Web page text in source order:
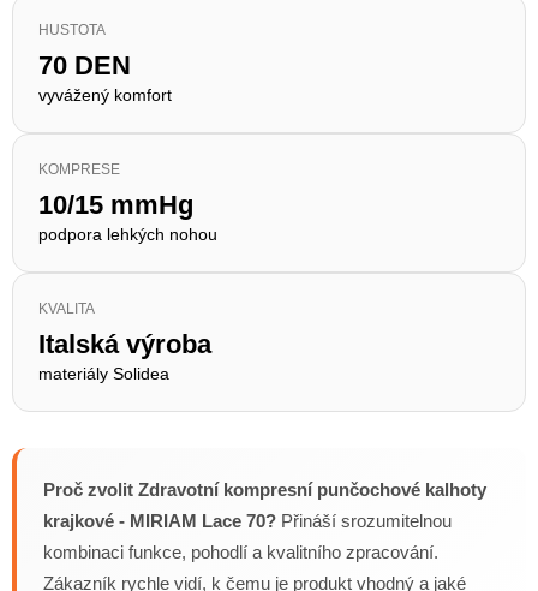
HUSTOTA
70 DEN
vyvážený komfort
KOMPRESE
10/15 mmHg
podpora lehkých nohou
KVALITA
Italská výroba
materiály Solidea
Proč zvolit Zdravotní kompresní punčochové kalhoty
krajkové - MIRIAM Lace 70? Přináší srozumitelnou
kombinaci funkce, pohodlí a kvalitního zpracování.
Zákazník rychle vidí, k čemu je produkt vhodný a jaké